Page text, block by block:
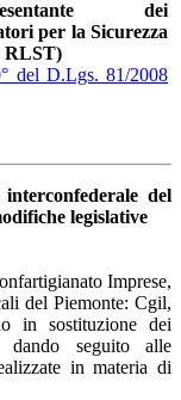
dei
per la Sicurezza
RLST)
del D.Lgs. 81/2008
del
legislative
Imprese,
del Piemonte: Cgil,
in sostituzione dei
dando seguito alle
in materia di